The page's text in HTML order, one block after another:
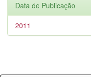
Data de Publicação
2011